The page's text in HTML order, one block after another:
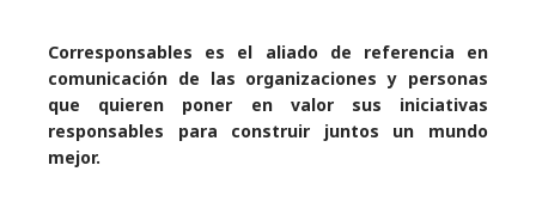
Corresponsables es el aliado de referencia en
comunicación de las organizaciones y personas
que quieren poner en valor sus iniciativas
responsables para construir juntos un mundo
mejor.